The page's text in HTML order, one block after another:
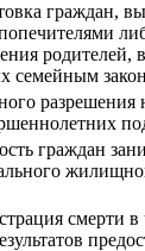
граждан,
родителей,
семейным
разрешения
граждан
смерти